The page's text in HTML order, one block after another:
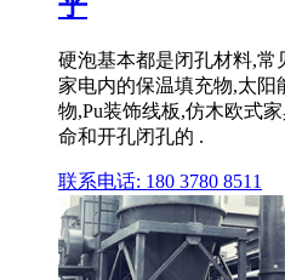
硬泡基本都是闭孔材料,常
家电内的保温填充物,太
物,Pu装饰线板,仿木欧式
命和开孔闭孔的 .
联系电话: 180 3780 8511